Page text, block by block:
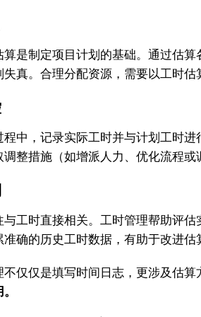
算是制定项目计划的基础。通过估
失真。合理分配资源，需要以工时
程中，记录实际工时并与计划工时进
调整措施（如增派人力、优化流程
与工时直接相关。工时管理帮助评
准确的历史工时数据，有助于改进
不仅仅是填写时间日志，更涉及估